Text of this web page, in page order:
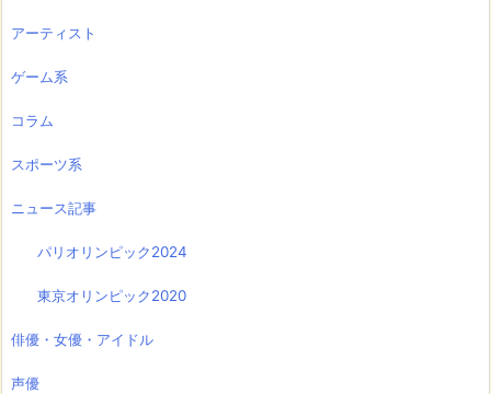
アーティスト
ゲーム系
コラム
スポーツ系
ニュース記事
パリオリンピック2024
東京オリンピック2020
俳優・女優・アイドル
声優